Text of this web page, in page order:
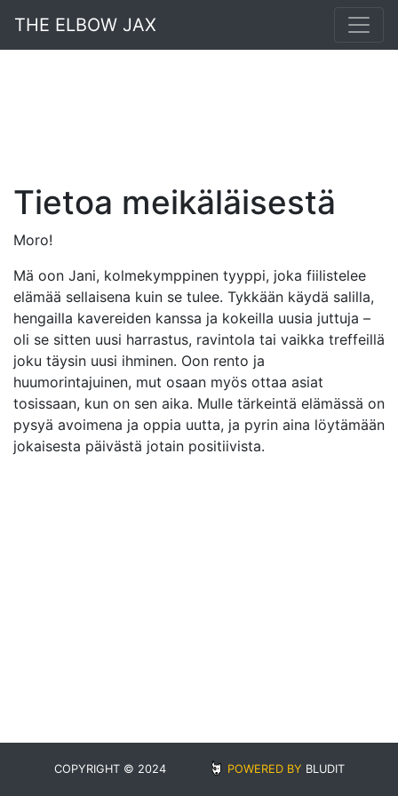
THE ELBOW JAX
Tietoa meikäläisestä
Moro!
Mä oon Jani, kolmekymppinen tyyppi, joka fiilistelee
elämää sellaisena kuin se tulee. Tykkään käydä salilla,
hengailla kavereiden kanssa ja kokeilla uusia juttuja –
oli se sitten uusi harrastus, ravintola tai vaikka treffeillä
joku täysin uusi ihminen. Oon rento ja
huumorintajuinen, mut osaan myös ottaa asiat
tosissaan, kun on sen aika. Mulle tärkeintä elämässä on
pysyä avoimena ja oppia uutta, ja pyrin aina löytämään
jokaisesta päivästä jotain positiivista.
COPYRIGHT © 2024 POWERED BY BLUDIT